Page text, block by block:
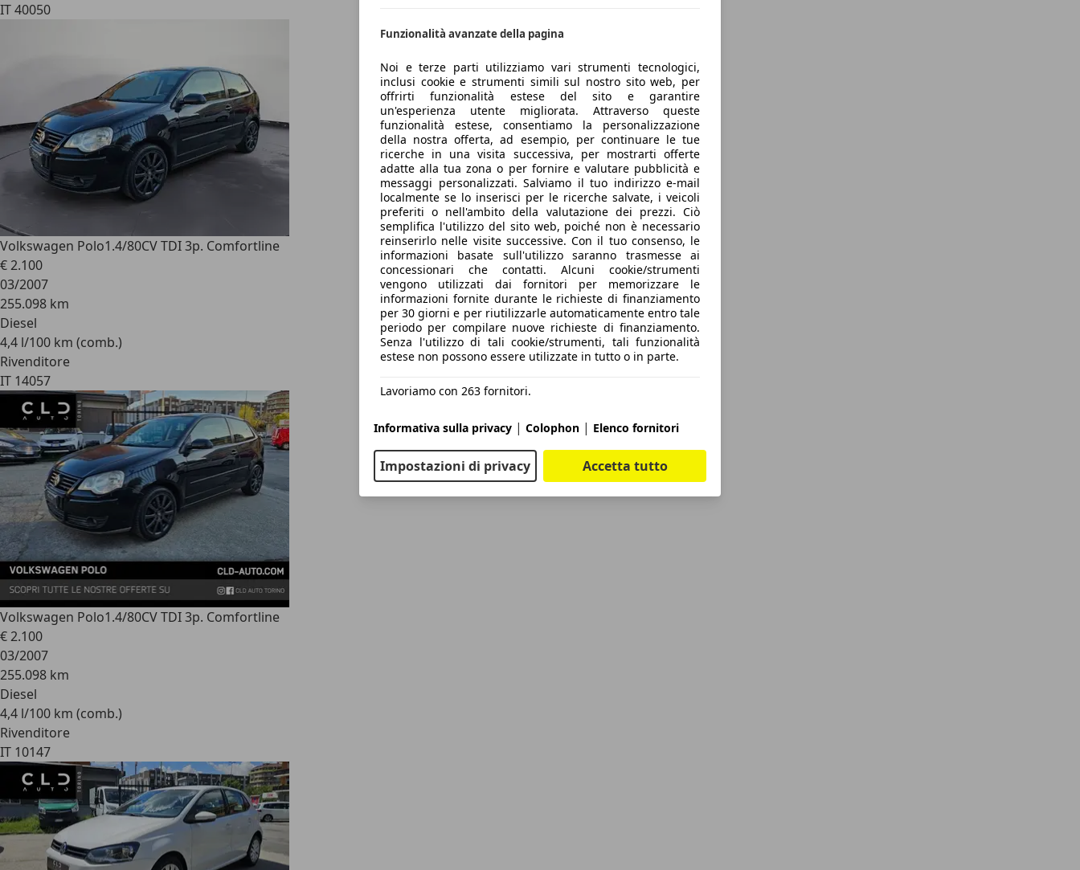
Funzionalità avanzate della pagina
Noi e terze parti utilizziamo vari strumenti tecnologici,
inclusi cookie e strumenti simili sul nostro sito web, per
offrirti funzionalità estese del sito e garantire
un'esperienza utente migliorata. Attraverso queste
funzionalità estese, consentiamo la personalizzazione
della nostra offerta, ad esempio, per continuare le tue
ricerche in una visita successiva, per mostrarti offerte
adatte alla tua zona o per fornire e valutare pubblicità e
messaggi personalizzati. Salviamo il tuo indirizzo e-mail
localmente se lo inserisci per le ricerche salvate, i veicoli
preferiti o nell'ambito della valutazione dei prezzi. Ciò
semplifica l'utilizzo del sito web, poiché non è necessario
reinserirlo nelle visite successive. Con il tuo consenso, le
informazioni basate sull'utilizzo saranno trasmesse ai
concessionari che contatti. Alcuni cookie/strumenti
vengono utilizzati dai fornitori per memorizzare le
informazioni fornite durante le richieste di finanziamento
per 30 giorni e per riutilizzarle automaticamente entro tale
periodo per compilare nuove richieste di finanziamento.
Senza l'utilizzo di tali cookie/strumenti, tali funzionalità
estese non possono essere utilizzate in tutto o in parte.
Lavoriamo con 263 fornitori.
Informativa sulla privacy | Colophon | Elenco fornitori
Impostazioni di privacy Accetta tutto
IT 40050
Volkswagen Polo1.4/80CV TDI 3p. Comfortline
€ 2.100
03/2007
255.098 km
Diesel
4,4 l/100 km (comb.)
Rivenditore
IT 14057
Volkswagen Polo1.4/80CV TDI 3p. Comfortline
€ 2.100
03/2007
255.098 km
Diesel
4,4 l/100 km (comb.)
Rivenditore
IT 10147